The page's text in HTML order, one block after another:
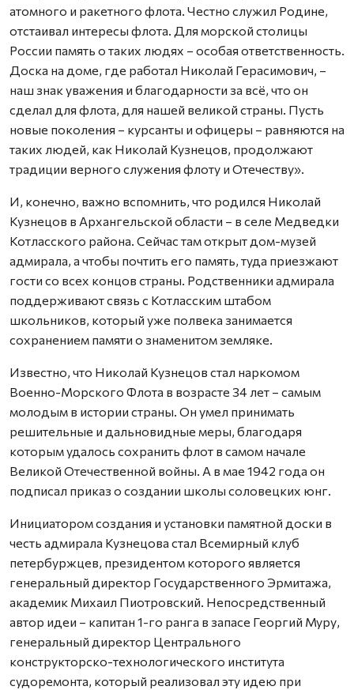
атомного и ракетного флота. Честно служил Родине,
отстаивал интересы флота. Для морской столицы
России память о таких людях – особая ответственность.
Доска на доме, где работал Николай Герасимович, –
наш знак уважения и благодарности за всё, что он
сделал для флота, для нашей великой страны. Пусть
новые поколения – курсанты и офицеры – равняются на
таких людей, как Николай Кузнецов, продолжают
традиции верного служения флоту и Отечеству».
И, конечно, важно вспомнить, что родился Николай
Кузнецов в Архангельской области – в селе Медведки
Котласского района. Сейчас там открыт дом-музей
адмирала, а чтобы почтить его память, туда приезжают
гости со всех концов страны. Родственники адмирала
поддерживают связь с Котласским штабом
школьников, который уже полвека занимается
сохранением памяти о знаменитом земляке.
Известно, что Николай Кузнецов стал наркомом
Военно-Морского Флота в возрасте 34 лет – самым
молодым в истории страны. Он умел принимать
решительные и дальновидные меры, благодаря
которым удалось сохранить флот в самом начале
Великой Отечественной войны. А в мае 1942 года он
подписал приказ о создании школы соловецких юнг.
Инициатором создания и установки памятной доски в
честь адмирала Кузнецова стал Всемирный клуб
петербуржцев, президентом которого является
генеральный директор Государственного Эрмитажа,
академик Михаил Пиотровский. Непосредственный
автор идеи – капитан 1-го ранга в запасе Георгий Муру,
генеральный директор Центрального
конструкторско-технологического института
судоремонта, который реализовал эту идею при